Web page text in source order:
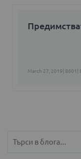
March 27, 2019| 8601|